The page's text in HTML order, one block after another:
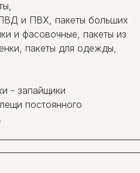
и ПВХ, пакеты больших
и фасовочные, пакеты из
пакеты для одежды,
- запайщики
постоянного